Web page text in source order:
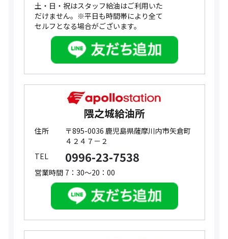
土・日・祝はスタッフ給油はご利用いた
だけません。※平日も時間帯により全て
セルフとなる場合がございます。
隈之城給油所
住所
〒895-0036 鹿児島県薩摩川内市矢倉町
４２４７－２
TEL
0996-23-7538
営業時間 7：30～20：00